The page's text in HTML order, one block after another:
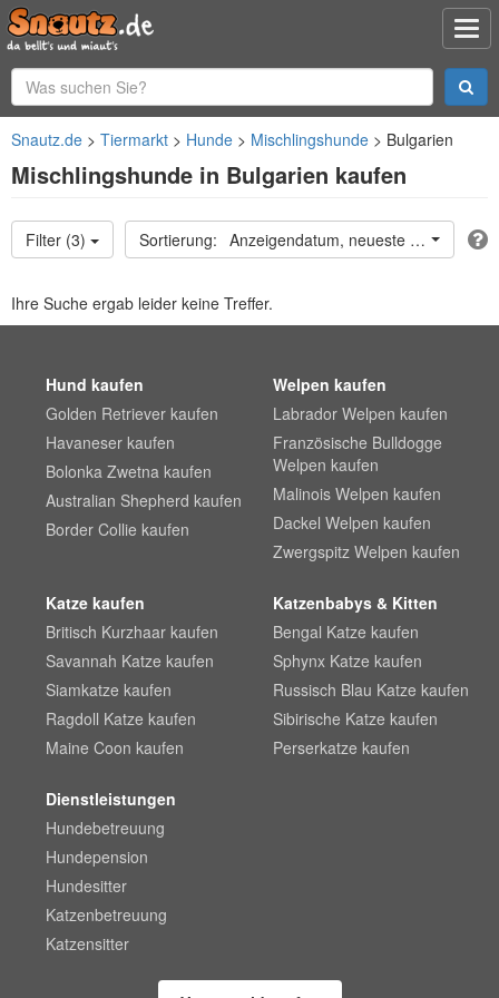
Snautz.de Tiermarkt Hunde Mischlingshunde Bulgarien
Mischlingshunde in Bulgarien kaufen
Filter (3) Anzeigendatum, neueste oben
Ihre Suche ergab leider keine Treffer.
Hund kaufen
Golden Retriever kaufen
Havaneser kaufen
Bolonka Zwetna kaufen
Australian Shepherd kaufen
Border Collie kaufen
Welpen kaufen
Labrador Welpen kaufen
Französische Bulldogge
Welpen kaufen
Malinois Welpen kaufen
Dackel Welpen kaufen
Zwergspitz Welpen kaufen
Katze kaufen
Britisch Kurzhaar kaufen
Savannah Katze kaufen
Siamkatze kaufen
Ragdoll Katze kaufen
Maine Coon kaufen
Katzenbabys & Kitten
Bengal Katze kaufen
Sphynx Katze kaufen
Russisch Blau Katze kaufen
Sibirische Katze kaufen
Perserkatze kaufen
Dienstleistungen
Hundebetreuung
Hundepension
Hundesitter
Katzenbetreuung
Katzensitter